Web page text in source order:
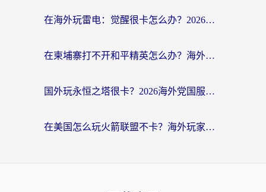
在海外玩雷电：觉醒很卡怎么办？2026终极指南帮你告别延迟与卡顿
在柬埔寨打不开和平精英怎么办？海外党必看的国服游戏加速终极指南
国外玩永恒之塔很卡？2026海外党国服游戏加速器终极指南（附街头篮球坦克世界实测）
在美国怎么玩火箭联盟不卡？海外玩家国服游戏加速终极指南（附明日方舟美版王者荣耀优化技巧）